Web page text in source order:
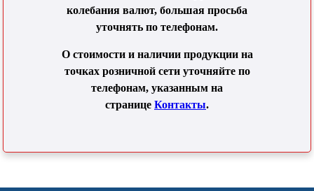
колебания валют, большая просьба
уточнять по телефонам.
О стоимости и наличии продукции на
точках розничной сети уточняйте по
телефонам, указанным на
странице Контакты.